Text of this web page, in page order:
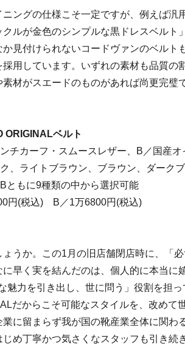
ングの仕様こそ一定ですが、例えば汎
クルが金色のシンプルな黒ドレスベルト
か見付けられないコードヴァンのベルト
採用しています。いずれの素材も品質の
素材がスエードのものがあれば尚更完
ORIGINALベルト
チカーフ・スムースレザー、B／国産
、ライトブラウン、ブラウン、ダーク
ともに9種類の中から選択可能
円(税込) B／1万6800円(税込)
ょうか。この1月の旧店舗閉店時に、「
早く実を結んだのは、個人的に本当に
魅力を引き出し、世に問う」役割を担
だからこそ可能なスタイルを、改めて
業に留まらず我が国の靴産業全体に関わ
め丁寧かつ気さくなスタッフも引き続